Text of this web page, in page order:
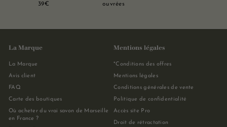
39€
ouvrées
La Marque
La Marque
Avis client
FAQ
Carte des boutiques
Où acheter du vrai savon de Marseille
en France ?
Mentions légales
*Conditions des offres
Mentions légales
Conditions générales de vente
Politique de confidentialité
Accès site Pro
Droit de rétractation